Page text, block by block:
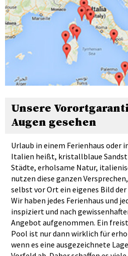
Unsere
Augen gesehen
Urlaub in einem Ferienhaus oder
Italien heißt, kristallblaue
Städte, erholsame Natur,
nutzen diese ganzen
selbst vor Ort ein eigenes Bild
Wir haben jedes Ferienhaus und
inspiziert und nach
Angebot aufgenommen. Ein
Pool ist nur dann wirklich für
wenn es eine ausgezeichnete